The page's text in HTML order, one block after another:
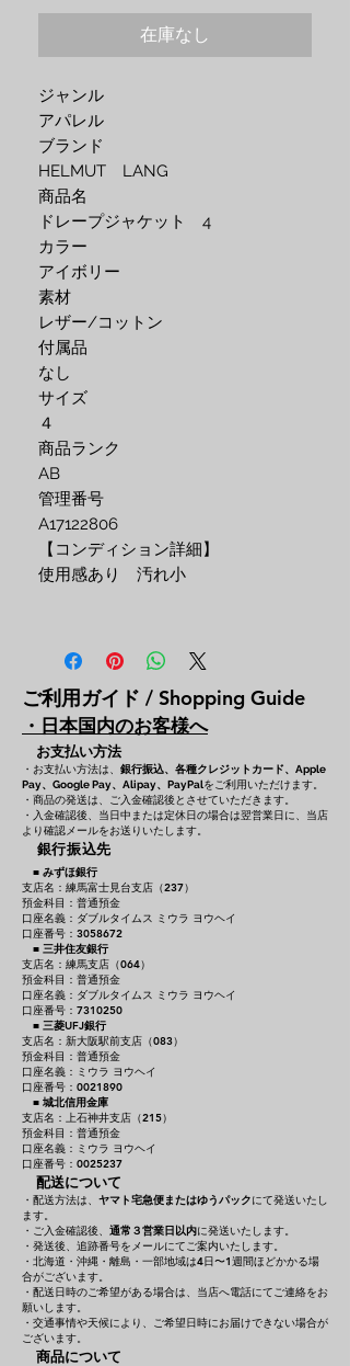
在庫なし
ジャンル
アパレル
ブランド
HELMUT LANG
商品名
ドレープジャケット 4
カラー
アイボリー
素材
レザー/コットン
付属品
なし
サイズ
４
商品ランク
AB
管理番号
A17122806
【コンディション詳細】
使用感あり 汚れ小
ご利用ガイド / Shopping Guide
・日本国内のお客様へ
お支払い方法
・お支払い方法は、 銀行振込、各種クレジットカード、 Apple
Pay、Google Pay、Alipay、PayPalをご利用いただけます。
・商品の発送は、ご入金確認後とさせていただきます。
・入金確認後、当日中または定休日の場合は翌営業日に、当店
より確認メールをお送りいたします。
銀行振込先
■ みずほ銀行
支店名：練馬富士見台支店（237）
預金科目：普通預金
口座名義：ダブルタイムス ミウラ ヨウヘイ
口座番号：3058672
■ 三井住友銀行
支店名：練馬支店（064）
預金科目：普通預金
口座名義：ダブルタイムス ミウラ ヨウヘイ
口座番号：7310250
■ 三菱UFJ銀行
支店名：新大阪駅前支店（083）
預金科目：普通預金
口座名義：ミウラ ヨウヘイ
口座番号：0021890
■ 城北信用金庫
支店名：上石神井支店（215）
預金科目：普通預金
口座名義：ミウラ ヨウヘイ
口座番号：0025237
配送について
・配送方法は、 ヤマト宅急便またはゆうパックにて発送いたし
ます。
・ご入金確認後、 通常３営業日以内に発送いたします。
・発送後、追跡番号をメールにてご案内いたします。
・北海道・沖縄・離島・一部地域は4日〜1週間ほどかかる場
合がございます。
・配送日時のご希望がある場合は、当店へ電話にてご連絡をお
願いします。
・交通事情や天候により、ご希望日時にお届けできない場合が
ございます。
商品について